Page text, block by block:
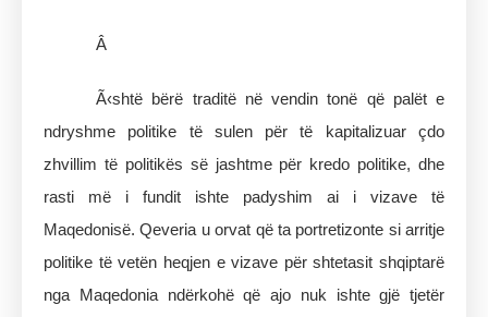
Â
Ã‹shtë bërë traditë në vendin tonë që palët e
ndryshme politike të sulen për të kapitalizuar çdo
zhvillim të politikës së jashtme për kredo politike, dhe
rasti më i fundit ishte padyshim ai i vizave të
Maqedonisë. Qeveria u orvat që ta portretizonte si arritje
politike të vetën heqjen e vizave për shtetasit shqiptarë
nga Maqedonia ndërkohë që ajo nuk ishte gjë tjetër